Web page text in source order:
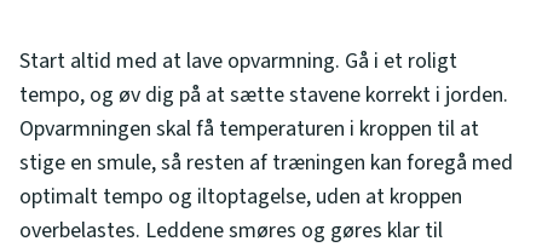
Start altid med at lave opvarmning. Gå i et roligt
tempo, og øv dig på at sætte stavene korrekt i jorden.
Opvarmningen skal få temperaturen i kroppen til at
stige en smule, så resten af træningen kan foregå med
optimalt tempo og iltoptagelse, uden at kroppen
overbelastes. Leddene smøres og gøres klar til